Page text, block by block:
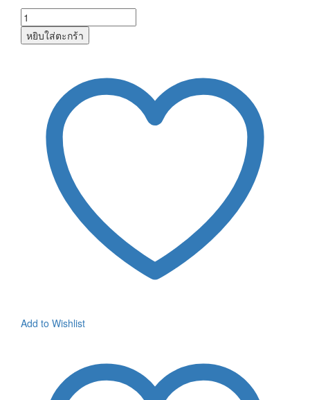
was: is:
หยิบใส่ตะกร้า
Add to Wishlist